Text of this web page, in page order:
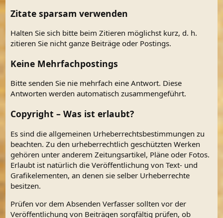
Zitate sparsam verwenden
Halten Sie sich bitte beim Zitieren möglichst kurz, d. h.
zitieren Sie nicht ganze Beiträge oder Postings.
Keine Mehrfachpostings
Bitte senden Sie nie mehrfach eine Antwort. Diese
Antworten werden automatisch zusammengeführt.
Copyright – Was ist erlaubt?
Es sind die allgemeinen Urheberrechtsbestimmungen zu
beachten. Zu den urheberrechtlich geschützten Werken
gehören unter anderem Zeitungsartikel, Pläne oder Fotos.
Erlaubt ist natürlich die Veröffentlichung von Text- und
Grafikelementen, an denen sie selber Urheberrechte
besitzen.
Prüfen vor dem Absenden Verfasser sollten vor der
Veröffentlichung von Beiträgen sorgfältig prüfen, ob